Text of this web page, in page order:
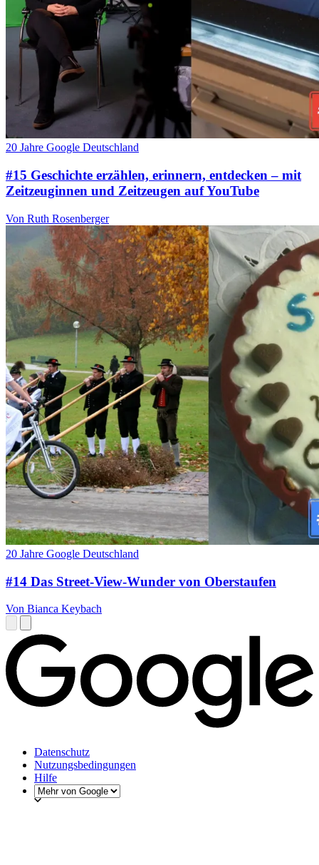
20 Jahre Google Deutschland
#15 Geschichte erzählen, erinnern, entdecken – mit
Zeitzeuginnen und Zeitzeugen auf YouTube
Von Ruth Rosenberger
20 Jahre Google Deutschland
#14 Das Street-View-Wunder von Oberstaufen
Von Bianca Keybach
Datenschutz
Nutzungsbedingungen
Hilfe